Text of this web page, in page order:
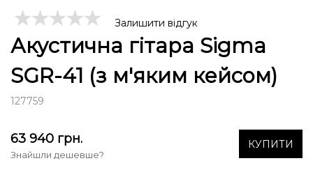
Залишити відгук
Акустична гітара Sigma
SGR-41 (з м'яким кейсом)
127759
63 940 грн.
Знайшли дешевше?
КУПИТИ